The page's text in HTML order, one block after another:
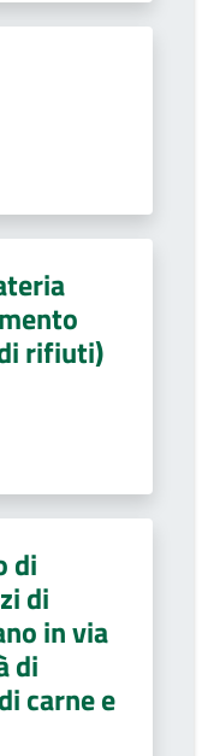
rifiuti)
di
di
in via
di
carne e